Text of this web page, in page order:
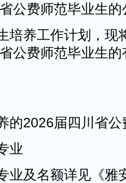
公费师范毕业生的
培养工作计划，现
公费师范毕业生
的2026届四川省
业
业及名额详见《雅